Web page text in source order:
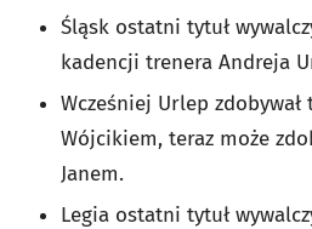
Śląsk ostatni tytuł
kadencji trenera Andreja
Wcześniej Urlep zdobywał
Wójcikiem, teraz może
Janem.
Legia ostatni tytuł